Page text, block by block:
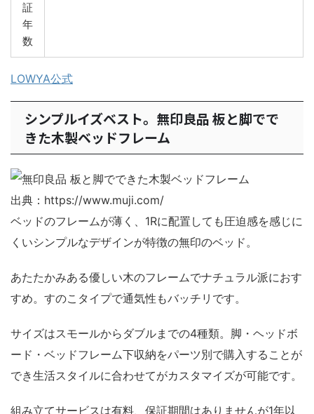
証
年
数
LOWYA公式
シンプルイズベスト。無印良品 板と脚でで
きた木製ベッドフレーム
出典：https://www.muji.com/
ベッドのフレームが薄く、1Rに配置しても圧迫感を感じに
くいシンプルなデザインが特徴の無印のベッド。
あたたかみある優しい木のフレームでナチュラル派におす
すめ。すのこタイプで通気性もバッチリです。
サイズはスモールからダブルまでの4種類。脚・ヘッドボ
ード・ベッドフレーム下収納をパーツ別で購入することが
でき生活スタイルに合わせてがカスタマイズが可能です。
組み立てサービスは有料、保証期間はありませんが1年以